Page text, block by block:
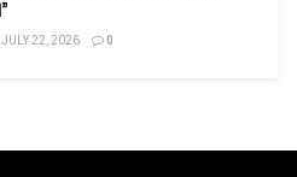
استيطانية”
JULY 22, 2026 0